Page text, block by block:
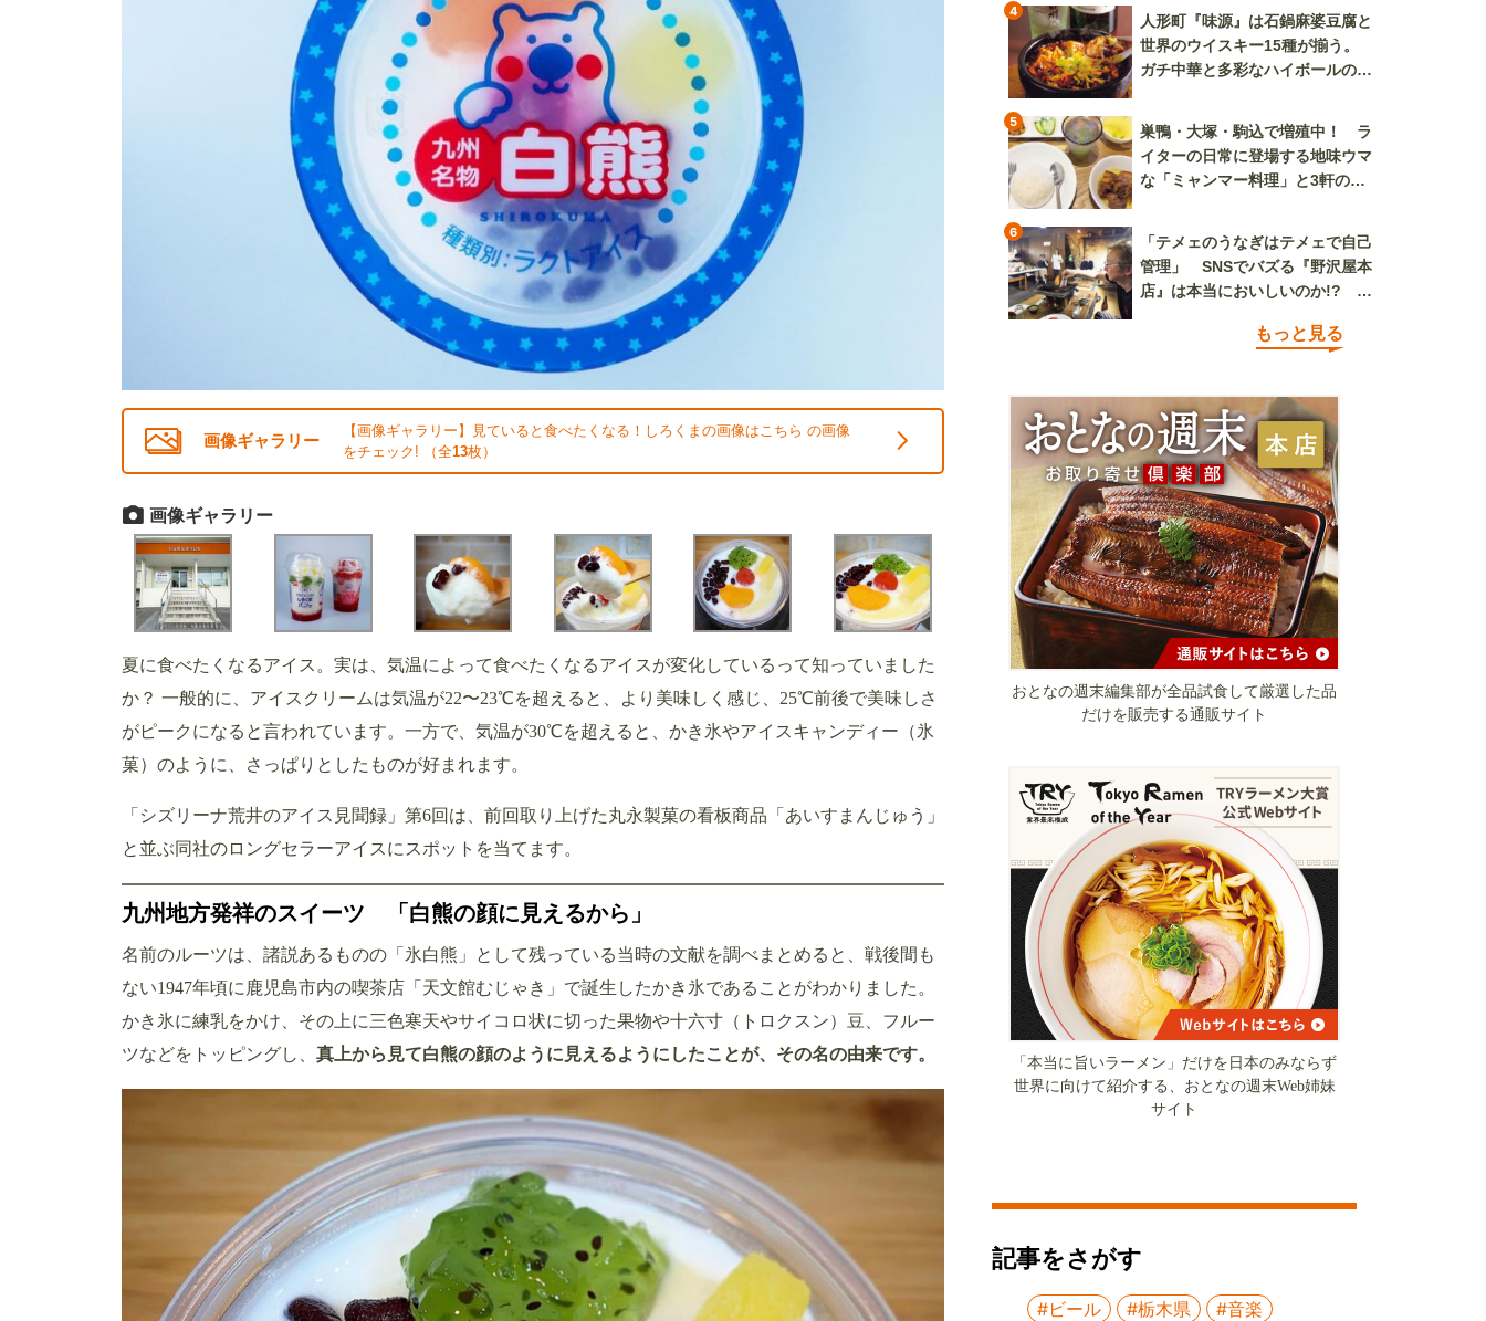
画像ギャラリー
【画像ギャラリー】見ていると食べたくなる！しろくまの画像はこちら の画像
をチェック! （全13枚）
画像ギャラリー
夏に食べたくなるアイス。実は、気温によって食べたくなるアイスが変化しているって知っていました
か？ 一般的に、アイスクリームは気温が22〜23℃を超えると、より美味しく感じ、25℃前後で美味しさ
がピークになると言われています。一方で、気温が30℃を超えると、かき氷やアイスキャンディー（氷
菓）のように、さっぱりとしたものが好まれます。
「シズリーナ荒井のアイス見聞録」第6回は、前回取り上げた丸永製菓の看板商品「あいすまんじゅう」
と並ぶ同社のロングセラーアイスにスポットを当てます。
九州地方発祥のスイーツ 「白熊の顔に見えるから」
名前のルーツは、諸説あるものの「氷白熊」として残っている当時の文献を調べまとめると、戦後間も
ない1947年頃に鹿児島市内の喫茶店「天文館むじゃき」で誕生したかき氷であることがわかりました。
かき氷に練乳をかけ、その上に三色寒天やサイコロ状に切った果物や十六寸（トロクスン）豆、フルー
ツなどをトッピングし、 真上から見て白熊の顔のように見えるようにしたことが、その名の由来です。
4
人形町『味源』は石鍋麻婆豆腐と
世界のウイスキー15種が揃う。
ガチ中華と多彩なハイボールの組
5
巣鴨・大塚・駒込で増殖中！ ラ
イターの日常に登場する地味ウマ
な「ミャンマー料理」と3軒のニ
6
「テメェのうなぎはテメェで自己
管理」 SNSでバズる『野沢屋本
店』は本当においしいのか!? い
もっと見る
おとなの週末編集部が全品試食して厳選した品
だけを販売する通販サイト
「本当に旨いラーメン」だけを日本のみならず
世界に向けて紹介する、おとなの週末Web姉妹
サイト
記事をさがす
#ビール #栃木県
#音楽